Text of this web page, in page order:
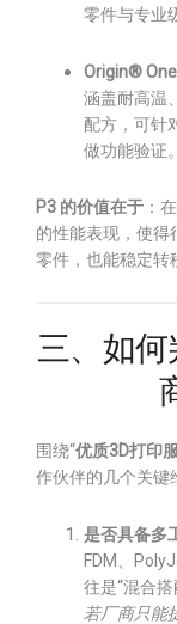
零件与专业
Origin®
涵盖耐高温
配方，可针
做功能验证。
P3 的价值在于 ：
的性能表现，使得
零件，也能稳定转
三、如
围绕“优质3D打印
作伙伴的几个关键
是否具备多
FDM、
往是“混合搭
若厂商只能